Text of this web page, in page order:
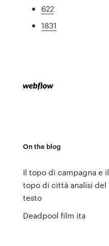
622
1831
On the blog
Il topo di campagna e il
topo di città analisi del
testo
Deadpool film ita